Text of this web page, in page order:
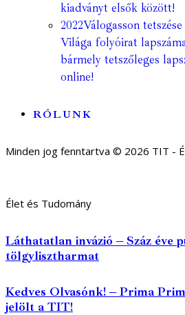
kiadványt elsők között!
2022Válogasson
Világa folyóirat
bármely tetszőleges
online!
RÓLUNK
Minden jog fenntartva © 2026 TIT -
Élet és Tudomány
Láthatatlan invázió – Száz éve
tölgylisztharmat
Kedves Olvasónk! – Prima
jelölt a TIT!